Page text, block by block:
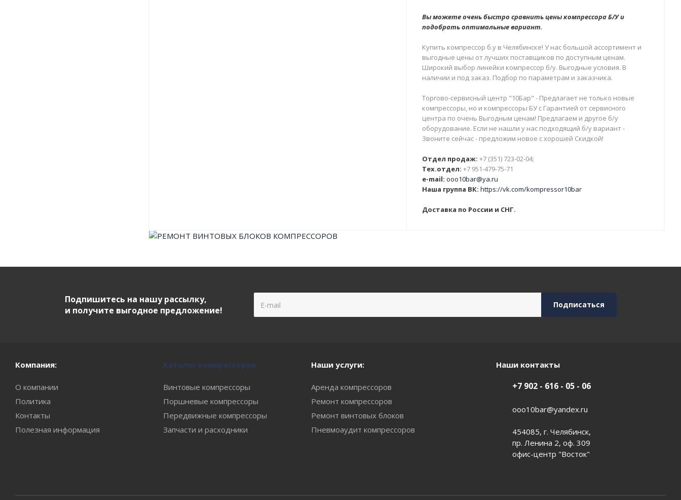
Вы можете очень быстро сравнить цены компрессора Б/У и
подобрать оптимальные вариант.
Купить компрессор б.у в Челябинске! У нас большой ассортимент и
выгодные цены от лучших поставщиков по доступным ценам.
Широкий выбор линейки компрессор б/у. Выгодные условия. В
наличии и под заказ. Подбор по параметрам и заказчика.
Торгово-сервисный центр "10Бар" - Предлагает не только новые
компрессоры, но и компрессоры БУ с Гарантией от сервисного
центра по очень Выгодным ценам! Предлагаем и другое б/у
оборудование. Если не нашли у нас подходящий б/у вариант -
Звоните сейчас - предложим новое с хорошей Скидкой!
Отдел продаж: +7 (351) 723-02-04;
Тех.отдел: +7 951-479-75-71
e-mail: ooo10bar@ya.ru
Наша группа ВК: https://vk.com/kompressor10bar
Доставка по России и СНГ.
Подпишитесь на нашу рассылку,
и получите выгодное предложение!
Компания:
О компании
Политика
Контакты
Полезная информация
Каталог компрессоров
Винтовые компрессоры
Поршневые компрессоры
Передвижные компрессоры
Запчасти и расходники
Наши услуги:
Аренда компрессоров
Ремонт компрессоров
Ремонт винтовых блоков
Пневмоаудит компрессоров
Наши контакты
+7 902 - 616 - 05 - 06
ooo10bar@yandex.ru
454085, г. Челябинск,
пр. Ленина 2, оф. 309
офис-центр "Восток"